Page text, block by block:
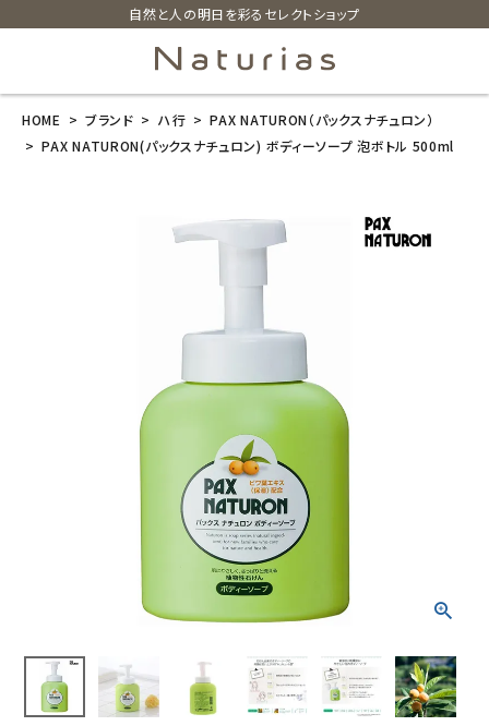
自然と人の明日を彩るセレクトショップ
search
カテゴリーから探す
美容・コスメ・香水
HOME ブランド ハ行
PAX NATURON（パックスナチュロン）
PAX NATURON(パックスナチュロン) ボディーソープ 泡ボトル 500ml